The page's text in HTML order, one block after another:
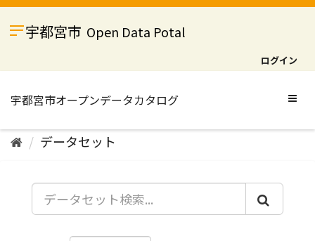
ス
宇都宮市 Open Data Potal
ログイン
データセット